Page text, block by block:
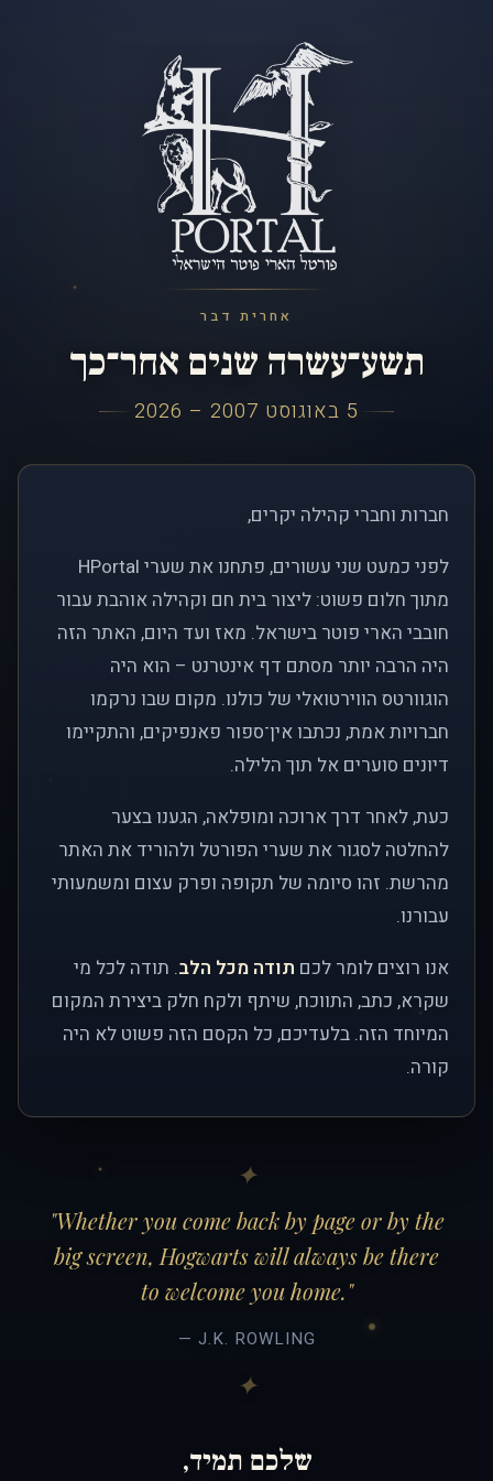
אחרית דבר
תשע־עשרה שנים אחר־כך
5 באוגוסט 2007 – 2026
חברות וחברי קהילה יקרים,
לפני כמעט שני עשורים, פתחנו את שערי HPortal
מתוך חלום פשוט: ליצור בית חם וקהילה אוהבת עבור
חובבי הארי פוטר בישראל. מאז ועד היום, האתר הזה
היה הרבה יותר מסתם דף אינטרנט – הוא היה
הוגוורטס הווירטואלי של כולנו. מקום שבו נרקמו
חברויות אמת, נכתבו אין־ספור פאנפיקים, והתקיימו
דיונים סוערים אל תוך הלילה.
כעת, לאחר דרך ארוכה ומופלאה, הגענו בצער
להחלטה לסגור את שערי הפורטל ולהוריד את האתר
מהרשת. זהו סיומה של תקופה ופרק עצום ומשמעותי
עבורנו.
אנו רוצים לומר לכם תודה מכל הלב. תודה לכל מי
שקרא, כתב, התווכח, שיתף ולקח חלק ביצירת המקום
המיוחד הזה. בלעדיכם, כל הקסם הזה פשוט לא היה
קורה.
"Whether you come back by page or by the
big screen, Hogwarts will always be there
to welcome you home."
— J.K. ROWLING
שלכם תמיד,